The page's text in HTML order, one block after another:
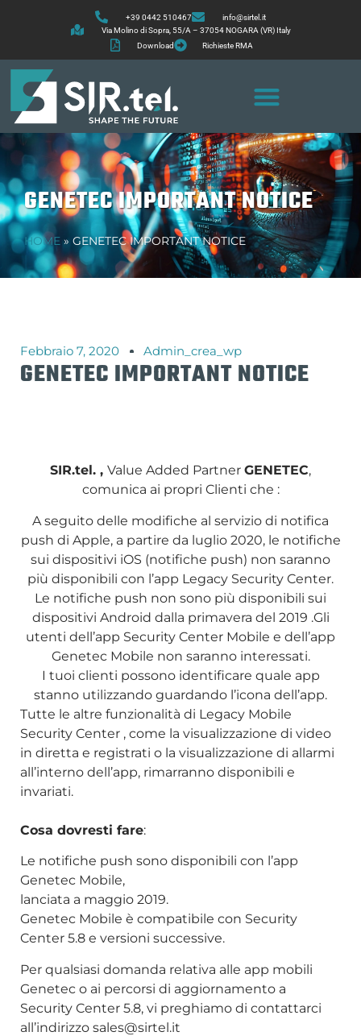
+39 0442 510467
info@sirtel.it
Via Molino di Sopra, 55/A – 37054 NOGARA (VR) Italy
Download
Richieste RMA
GENETEC IMPORTANT NOTICE
HOME» GENETEC IMPORTANT NOTICE
Febbraio 7, 2020 Admin_crea_wp
GENETEC IMPORTANT NOTICE
SIR.tel. , Value Added Partner GENETEC,
comunica ai propri Clienti che :
A seguito delle modifiche al servizio di notifica
push di Apple, a partire da luglio 2020, le notifiche
sui dispositivi iOS (notifiche push) non saranno
più disponibili con l’app Legacy Security Center.
Le notifiche push non sono più disponibili sui
dispositivi Android dalla primavera del 2019 .Gli
utenti dell’app Security Center Mobile e dell’app
Genetec Mobile non saranno interessati.
I tuoi clienti possono identificare quale app
stanno utilizzando guardando l’icona dell’app.
Tutte le altre funzionalità di Legacy Mobile
Security Center , come la visualizzazione di video
in diretta e registrati o la visualizzazione di allarmi
all’interno dell’app, rimarranno disponibili e
invariati.
Cosa dovresti fare:
Le notifiche push sono disponibili con l’app
Genetec Mobile,
lanciata a maggio 2019.
Genetec Mobile è compatibile con Security
Center 5.8 e versioni successive.
Per qualsiasi domanda relativa alle app mobili
Genetec o ai percorsi di aggiornamento a
Security Center 5.8, vi preghiamo di contattarci
all’indirizzo sales@sirtel.it